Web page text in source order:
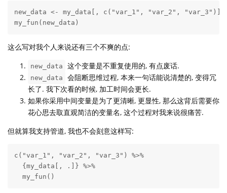
new_data <- my_data[, c("var_1", "var_2", "var_3")]
my_fun(new_data)
这么写对我个人来说还有三个不爽的点:
new_data 这个变量是不重复使用的, 有点废话.
new_data
会阻断思维过程, 本来一句话能说清楚的, 变得冗
长了. 我下次看的时候, 加工时间会更长.
如果你采用中间变量是为了更清晰, 更显性, 那么这背后需要你
花心思去取直观简洁的变量名, 这个过程对我来说很痛苦.
但就算我支持管道, 我也不会刻意这样写:
c("var_1", "var_2", "var_3") %>%
  {my_data[, .]} %>%
  my_fun()